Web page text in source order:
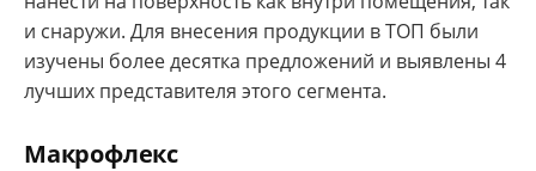
и снаружи. Для внесения продукции в ТОП были
изучены более десятка предложений и выявлены 4
лучших представителя этого сегмента.
Макрофлекс